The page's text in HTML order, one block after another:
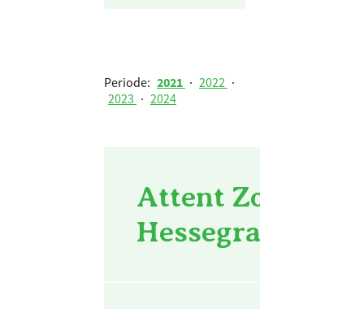
Periode: 2021 · 2022 ·
2023 · 2024
Attent Zorg en
Hessegracht -